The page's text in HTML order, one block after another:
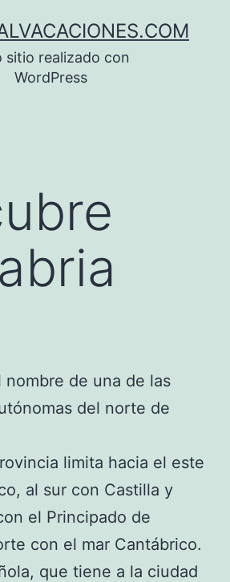
sitio realizado con
WordPress
nombre de una de las
del norte de
limita hacia el este
al sur con Castilla y
el Principado de
con el mar Cantábrico.
que tiene a la ciudad